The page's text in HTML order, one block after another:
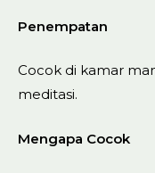
Penempatan
Cocok di kamar
meditasi.
Mengapa Cocok